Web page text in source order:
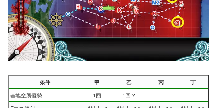
条件 甲 乙 丙
丁
基地空襲優勢
1回
1回？